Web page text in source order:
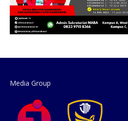
Media Group